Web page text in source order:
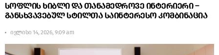
სოფლის ხიბლი და თანამედროვე ინტერიერი –
განსხვავებულ სტილთა საინტერესო კომბინაცია
ივლისი 14, 2026, 9:09 am